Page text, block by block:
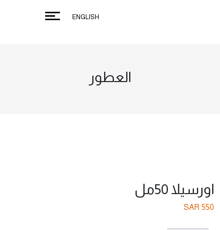
ENGLISH
العطور
اورسيلا 50مل
SAR 550